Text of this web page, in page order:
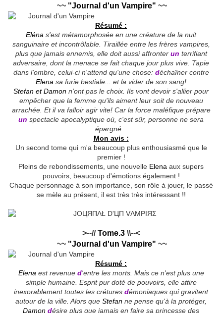
~~ "Journal d'un Vampire" ~~
Résumé :
Eléna s'est métamorphosée en une créature de la nuit
sanguinaire et incontrôlable. Tiraillée entre les frères vampires,
plus que jamais ennemis, elle doit aussi affronter un terrifiant
adversaire, dont la menace se fait chaque jour plus vive. Tapie
dans l'ombre, celui-ci n'attend qu'une chose: déchaîner contre
Elena sa furie bestiale... et la vider de son sang!
Stefan et Damon n'ont pas le choix. Ils vont devoir s'allier pour
empêcher que la femme qu'ils aiment leur soit de nouveau
arrachée. Et il va falloir agir vite! Car la force maléfique prépare
un spectacle apocalyptique où, c'est sûr, personne ne sera
épargné...
Mon avis :
Un second tome qui m'a beaucoup plus enthousiasmé que le
premier !
Pleins de rebondissements, une nouvelle Elena aux supers
pouvoirs, beaucoup d'émotions également !
Chaque personnage à son importance, son rôle à jouer, le passé
se mèle au présent, il est très très intéressant !!
>--//Tome.3\\--<
~~ "Journal d'un Vampire" ~~
Résumé :
Elena est revenue d'entre les morts. Mais ce n'est plus une
simple humaine. Esprit pur doté de pouvoirs, elle attire
inexorablement toutes les crétures démoniaques qui gravitent
autour de la ville. Alors que Stefan ne pense qu'à la protéger,
Damon désire plus que jamais en faire sa princesse des